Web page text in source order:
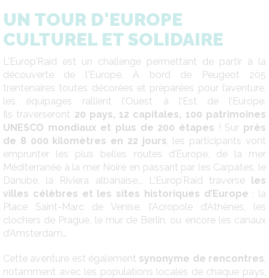
UN TOUR D'EUROPE
CULTUREL ET SOLIDAIRE
L'Europ’Raid est un challenge permettant de partir à la
découverte de l'Europe. À bord de Peugeot 205
trentenaires toutes décorées et préparées pour l’aventure,
les équipages rallient l’Ouest à l’Est de l’Europe.
Ils traverseront 20 pays, 12 capitales, 100 patrimoines
UNESCO mondiaux et plus de 200 étapes ! Sur près
de 8 000 kilomètres en 22 jours, les participants vont
emprunter les plus belles routes d’Europe, de la mer
Méditerranée à la mer Noire en passant par les Carpates, le
Danube, la Riviera albanaise... L'Europ’Raid traverseles
villes célèbres et les sites historiques d’Europe : la
Place Saint-Marc de Venise, l’Acropole d’Athènes, les
clochers de Prague, le mur de Berlin, ou encore les canaux
d’Amsterdam…
Cette aventure est également synonyme de rencontres,
notamment avec les populations locales de chaque pays,